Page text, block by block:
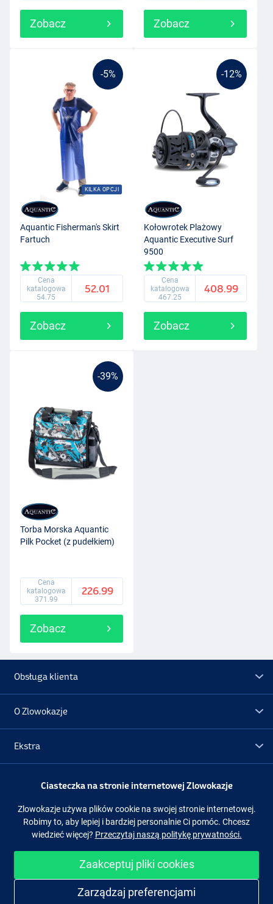
Zobacz Zobacz
-5%
KILKA OPCJI
Aquantic Fisherman's Skirt
Fartuch
Cena
katalogowa
54.75
52.01
Zobacz
-12%
Kołowrotek Plażowy
Aquantic Executive Surf
9500
Cena
katalogowa
467.25
408.99
Zobacz
-39%
Torba Morska Aquantic
Pilk Pocket (z pudełkiem)
Cena
katalogowa
371.99
226.99
Zobacz
Obsługa klienta
O Zlowokazje
Ekstra
Promocje
Obserwuj nas Facebook Instagram
Ciasteczka na stronie internetowej Zlowokazje
Zlowokazje używa plików cookie na swojej stronie internetowej.
Robimy to, aby lepiej i bardziej personalnie Ci pomóc. Chcesz
wiedzieć więcej? Przeczytaj naszą politykę prywatności.
Zaakceptuj pliki cookies
Zarządzaj preferencjami